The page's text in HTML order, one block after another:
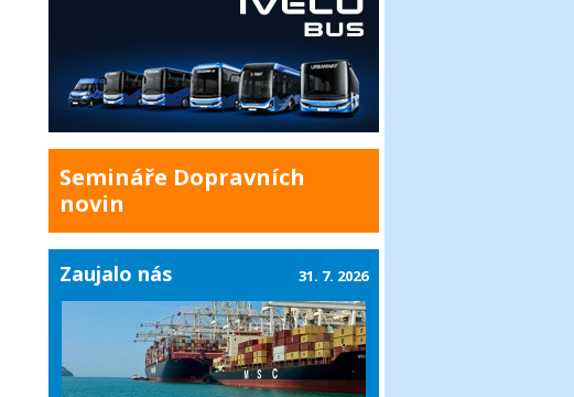
Semináře Dopravních
novin
Zaujalo nás 31. 7. 2026